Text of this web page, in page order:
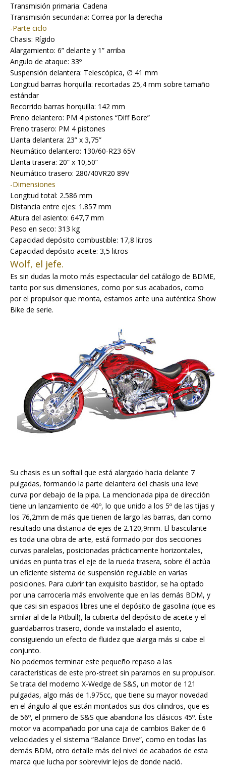
Transmisión primaria: Cadena
Transmisión secundaria: Correa por la derecha
-Parte ciclo
Chasis: Rígido
Alargamiento: 6” delante y 1” arriba
Angulo de ataque: 33º
Suspensión delantera: Telescópica, ∅ 41 mm
Longitud barras horquilla: recortadas 25,4 mm sobre tamaño
estándar
Recorrido barras horquilla: 142 mm
Freno delantero: PM 4 pistones “Diff Bore”
Freno trasero: PM 4 pistones
Llanta delantera: 23” x 3,75”
Neumático delantero: 130/60-R23 65V
Llanta trasera: 20” x 10,50”
Neumático trasero: 280/40VR20 89V
-Dimensiones
Longitud total: 2.586 mm
Distancia entre ejes: 1.857 mm
Altura del asiento: 647,7 mm
Peso en seco: 313 kg
Capacidad depósito combustible: 17,8 litros
Capacidad depósito aceite: 3,5 litros
Wolf, el jefe.
Es sin dudas la moto más espectacular del catálogo de BDME,
tanto por sus dimensiones, como por sus acabados, como
por el propulsor que monta, estamos ante una auténtica Show
Bike de serie.
Su chasis es un softail que está alargado hacia delante 7
pulgadas, formando la parte delantera del chasis una leve
curva por debajo de la pipa. La mencionada pipa de dirección
tiene un lanzamiento de 40º, lo que unido a los 5º de las tijas y
los 76,2mm de más que tienen de largo las barras, dan como
resultado una distancia de ejes de 2.120,9mm. El basculante
es toda una obra de arte, está formado por dos secciones
curvas paralelas, posicionadas prácticamente horizontales,
unidas en punta tras el eje de la rueda trasera, sobre él actúa
un eficiente sistema de suspensión regulable en varias
posiciones. Para cubrir tan exquisito bastidor, se ha optado
por una carrocería más envolvente que en las demás BDM, y
que casi sin espacios libres une el depósito de gasolina (que es
similar al de la Pitbull), la cubierta del depósito de aceite y el
guardabarros trasero, donde va instalado el asiento,
consiguiendo un efecto de fluidez que alarga más si cabe el
conjunto.
No podemos terminar este pequeño repaso a las
características de este pro-street sin pararnos en su propulsor.
Se trata del moderno X-Wedge de S&S, un motor de 121
pulgadas, algo más de 1.975cc, que tiene su mayor novedad
en el ángulo al que están montados sus dos cilindros, que es
de 56º, el primero de S&S que abandona los clásicos 45º. Éste
motor va acompañado por una caja de cambios Baker de 6
velocidades y el sistema “Balance Drive”, como en todas las
demás BDM, otro detalle más del nivel de acabados de esta
marca que lucha por sobrevivir lejos de donde nació.